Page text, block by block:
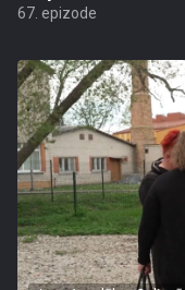
67. epizode